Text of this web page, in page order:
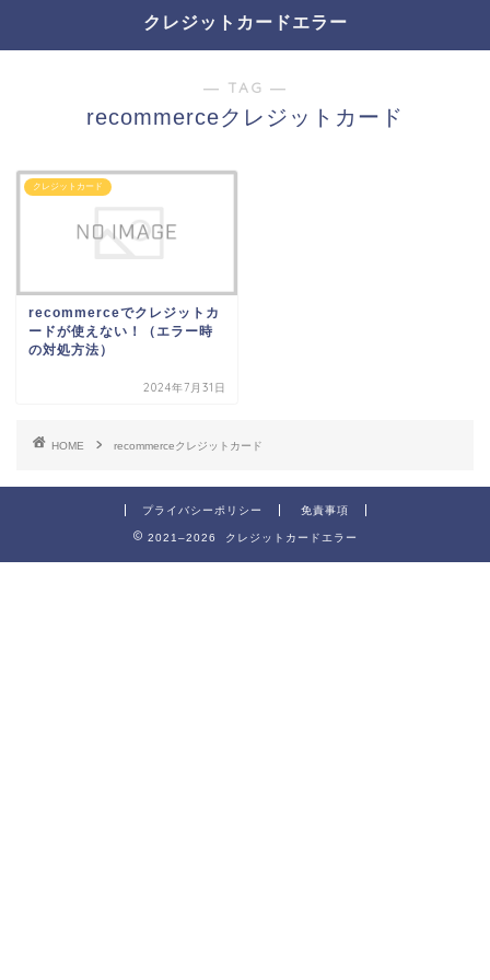
クレジットカードエラー
― TAG ―
recommerceクレジットカード
クレジットカード
recommerceでクレジットカ
ードが使えない！（エラー時
の対処方法）
2024年7月31日
HOME recommerceクレジットカード
プライバシーポリシー 免責事項
2021–2026 クレジットカードエラー